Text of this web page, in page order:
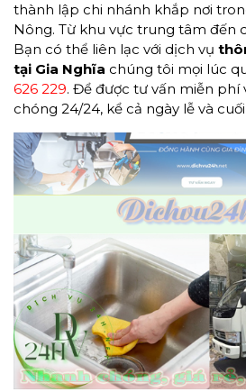
thành lập chi nhánh khắp nơi
Nông. Từ khu vực trung tâm đến
Bạn có thể liên lạc với dịch vụ
tại Gia Nghĩa chúng tôi mọi lúc
626 229. Để được tư vấn miễn phí
chóng 24/24, kể cả ngày lễ và